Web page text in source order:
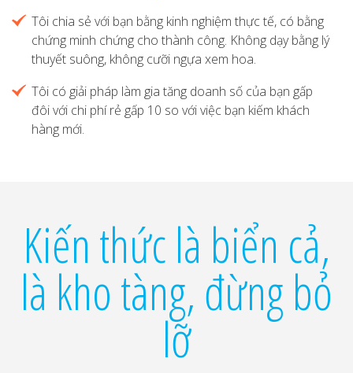
Tôi chia sẻ với bạn bằng kinh nghiệm thực tế, có bằng
chứng minh chứng cho thành công. Không dạy bằng lý
thuyết suông, không cưỡi ngựa xem hoa.
Tôi có giải pháp làm gia tăng doanh số của bạn gấp
đôi với chi phí rẻ gấp 10 so với việc bạn kiếm khách
hàng mới.
Kiến thức là biển cả,
là kho tàng, đừng bỏ
lỡ